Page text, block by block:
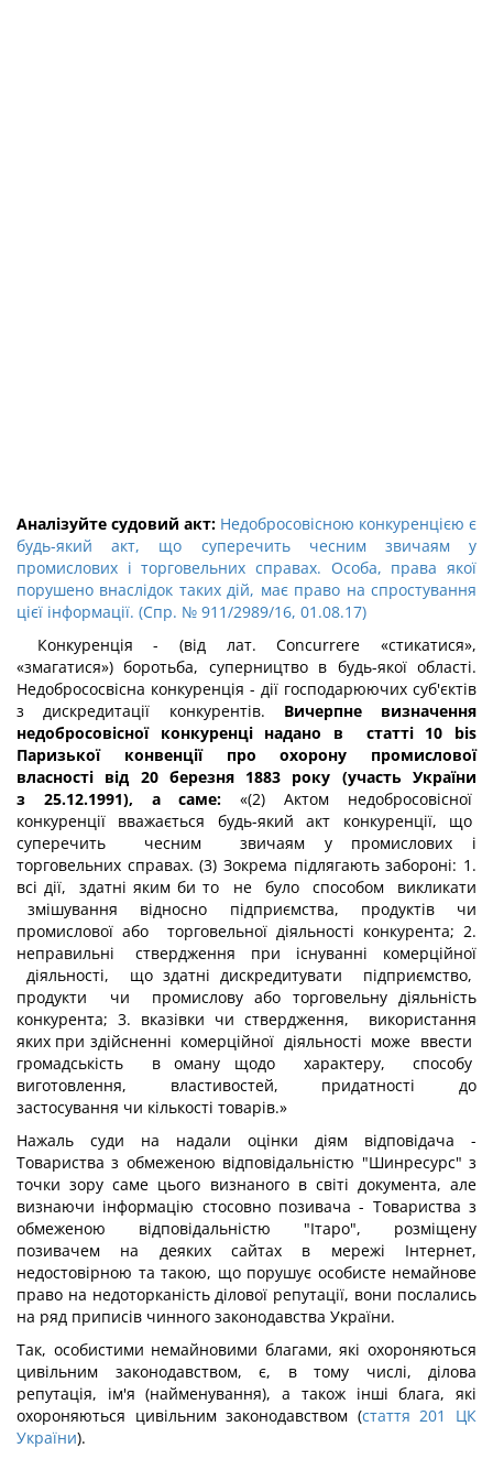
Аналізуйте судовий акт: Недобросовісною конкуренцією є
будь-який акт, що суперечить чесним звичаям у
промислових і торговельних справах. Особа, права якої
порушено внаслідок таких дій, має право на спростування
цієї інформації. (Спр. № 911/2989/16, 01.08.17)
Конкуренція - (від лат. Concurrere «стикатися»,
«змагатися») боротьба, суперництво в будь-якої області.
Недобрососвісна конкуренція - дії господарюючих суб'єктів
з дискредитації конкурентів. Вичерпне визначення
недобросовісної конкуренці надано в статті 10 bis
Паризької конвенції про охорону промислової
власності від 20 березня 1883 року (участь України
з 25.12.1991), а саме: «(2) Актом недобросовісної
конкуренції вважається будь-який акт конкуренції, що
суперечить чесним звичаям у промислових і
торговельних справах. (3) Зокрема підлягають забороні: 1.
всі дії, здатні яким би то не було способом викликати
змішування відносно підприємства, продуктів чи
промислової або торговельної діяльності конкурента; 2.
неправильні ствердження при існуванні комерційної
діяльності, що здатні дискредитувати підприємство,
продукти чи промислову або торговельну діяльність
конкурента; 3. вказівки чи ствердження, використання
яких при здійсненні комерційної діяльності може ввести
громадськість в оману щодо характеру, способу
виготовлення, властивостей, придатності до
застосування чи кількості товарів.»
Нажаль суди на надали оцінки діям відповідача -
Товариства з обмеженою відповідальністю "Шинресурс" з
точки зору саме цього визнаного в світі документа, але
визнаючи інформацію стосовно позивача - Товариства з
обмеженою відповідальністю "Ітаро", розміщену
позивачем на деяких сайтах в мережі Інтернет,
недостовірною та такою, що порушує особисте немайнове
право на недоторканість ділової репутації, вони послались
на ряд приписів чинного законодавства України.
Так, особистими немайновими благами, які охороняються
цивільним законодавством, є, в тому числі, ділова
репутація, ім'я (найменування), а також інші блага, які
охороняються цивільним законодавством (стаття 201 ЦК
України).